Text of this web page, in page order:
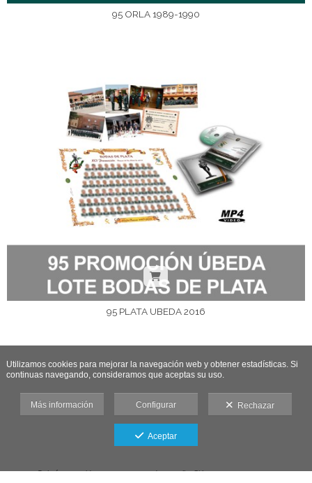
95 ORLA 1989-1990
95 PLATA UBEDA 2016
Utilizamos cookies para mejorar la navegación web y obtener estadísticas. Si
continuas navegando, consideramos que aceptas su uso.
Más información Configurar Rechazar
Aceptar
Galería protegida contra capturas de pantalla: Si haces una captura se